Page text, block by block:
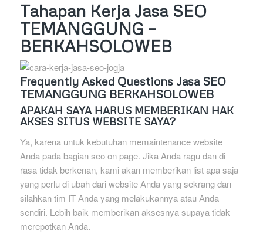
Tahapan Kerja Jasa SEO
TEMANGGUNG –
BERKAHSOLOWEB
Frequently Asked Questions Jasa SEO
TEMANGGUNG BERKAHSOLOWEB
APAKAH SAYA HARUS MEMBERIKAN HAK
AKSES SITUS WEBSITE SAYA?
Ya, karena untuk kebutuhan memaintenance website
Anda pada bagian seo on page. Jika Anda ragu dan di
rasa tidak berkenan, kami akan memberikan list apa saja
yang perlu di ubah dari website Anda yang sekrang dan
silahkan tim IT Anda yang melakukannya atau Anda
sendiri. Lebih baik memberikan aksesnya supaya tidak
merepotkan Anda.